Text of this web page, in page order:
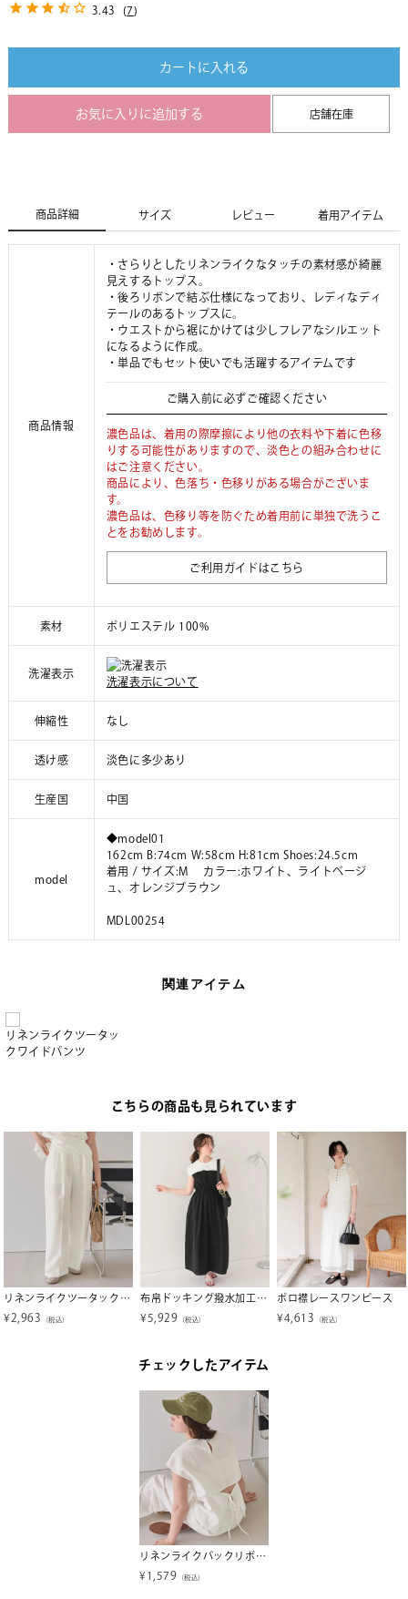
3.43 (7)
カートに入れる
お気に入りに追加する 店舗在庫
商品詳細 サイズ レビュー 着用アイテム
商品情報
・さらりとしたリネンライクなタッチの素材感が綺麗
見えするトップス。
・後ろリボンで結ぶ仕様になっており、レディなディ
テールのあるトップスに。
・ウエストから裾にかけては少しフレアなシルエット
になるように作成。
・単品でもセット使いでも活躍するアイテムです
ご購入前に必ずご確認ください
濃色品は、着用の際摩擦により他の衣料や下着に色移
りする可能性がありますので、淡色との組み合わせに
はご注意ください。
商品により、色落ち・色移りがある場合がございま
す。
濃色品は、色移り等を防ぐため着用前に単独で洗うこ
とをお勧めします。
ご利用ガイドはこちら
素材 ポリエステル 100%
洗濯表示
洗濯表示について
伸縮性 なし
透け感 淡色に多少あり
生産国 中国
model
◆model01
162cm B:74cm W:58cm H:81cm Shoes:24.5cm
着用 / サイズ:M カラー:ホワイト、ライトベージ
ュ、オレンジブラウン
MDL00254
関連アイテム
リネンライクツータッ
クワイドパンツ
こちらの商品も見られています
リネンライクツータックワイドパンツ
¥ 2,963 （税込）
布帛ドッキング撥水加工ワンピース
¥ 5,929 （税込）
ポロ襟レースワンピース
¥4,613 （税込）
チェックしたアイテム
リネンライクバックリボンフレンチトップス【メール便可／100】
¥ 1,579 （税込）